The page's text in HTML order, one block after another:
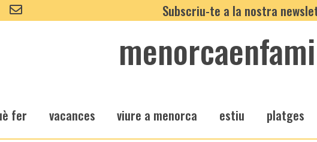
Subscriu-te a la nostra
fer vacances viure a menorca estiu platges